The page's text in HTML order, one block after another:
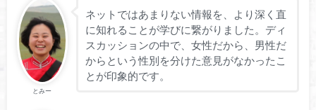
とみー
ネットではあまりない情報を、より深く直
に知れることが学びに繋がりました。ディ
スカッションの中で、女性だから、男性だ
からという性別を分けた意見がなかったこ
とが印象的です。